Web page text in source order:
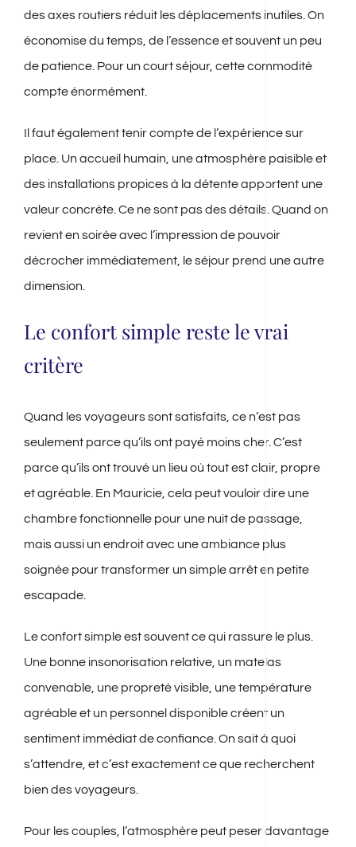
des axes routiers réduit les déplacements inutiles. On
économise du temps, de l’essence et souvent un peu
de patience. Pour un court séjour, cette commodité
compte énormément.
Il faut également tenir compte de l’expérience sur
place. Un accueil humain, une atmosphère paisible et
des installations propices à la détente apportent une
valeur concrète. Ce ne sont pas des détails. Quand on
revient en soirée avec l’impression de pouvoir
décrocher immédiatement, le séjour prend une autre
dimension.
Le confort simple reste le vrai
critère
Quand les voyageurs sont satisfaits, ce n’est pas
seulement parce qu’ils ont payé moins cher. C’est
parce qu’ils ont trouvé un lieu où tout est clair, propre
et agréable. En Mauricie, cela peut vouloir dire une
chambre fonctionnelle pour une nuit de passage,
mais aussi un endroit avec une ambiance plus
soignée pour transformer un simple arrêt en petite
escapade.
Le confort simple est souvent ce qui rassure le plus.
Une bonne insonorisation relative, un matelas
convenable, une propreté visible, une température
agréable et un personnel disponible créent un
sentiment immédiat de confiance. On sait à quoi
s’attendre, et c’est exactement ce que recherchent
bien des voyageurs.
Pour les couples, l’atmosphère peut peser davantage